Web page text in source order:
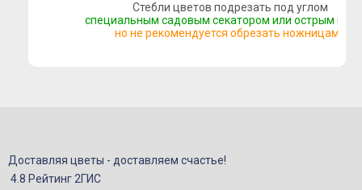
Моно-букеты
Букеты с орхидеей
Букеты с гортензией
Стебли цветов подрезать под углом
специальным садовым секатором или острым
но не рекомендуется обрезать ножницами
Доставляя цветы - доставляем счастье!
4.8 Рейтинг 2ГИС